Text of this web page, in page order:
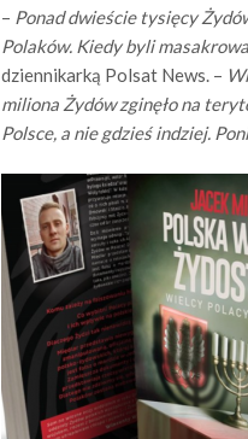
– Ponad dwieście tysięcy
Polaków. Kiedy byli
dziennikarką Polsat News. –
miliona Żydów zginęło na
Polsce, a nie gdzieś indziej.